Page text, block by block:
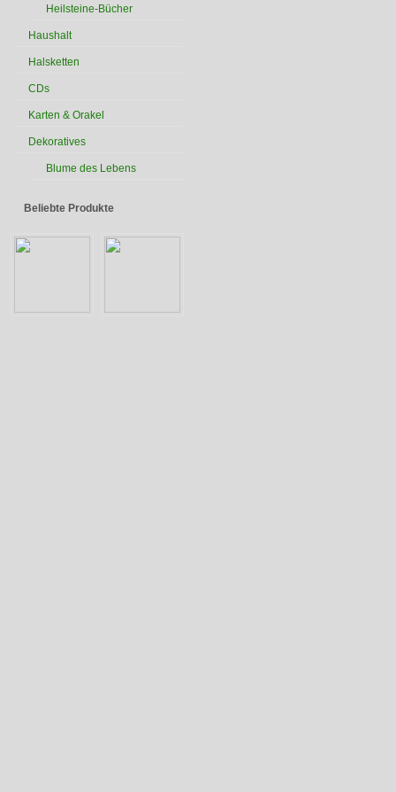
Heilsteine-Bücher
Haushalt
Halsketten
CDs
Karten & Orakel
Dekoratives
Blume des Lebens
Beliebte Produkte